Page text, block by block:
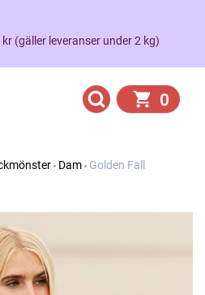
(gäller leveranser under 2 kg)
0
Dam Golden Fall